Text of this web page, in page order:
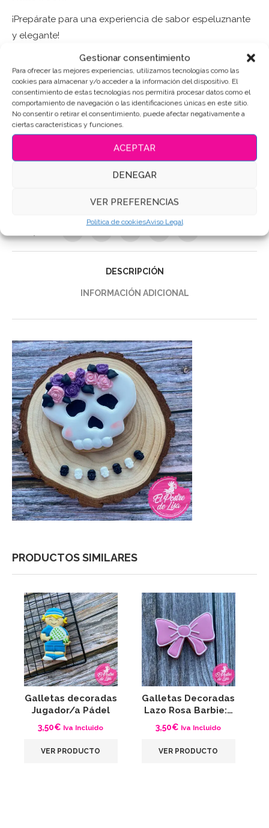
Gestionar consentimiento
Para ofrecer las mejores experiencias, utilizamos tecnologías como las
cookies para almacenar y/o acceder a la información del dispositivo. El
consentimiento de estas tecnologías nos permitirá procesar datos como el
comportamiento de navegación o las identificaciones únicas en este sitio.
No consentir o retirar el consentimiento, puede afectar negativamente a
ciertas características y funciones.
ACEPTAR
DENEGAR
VER PREFERENCIAS
Política de cookiesAviso Legal
¡Prepárate para una experiencia de sabor espeluznante
y elegante!
Puedes consultar los ingredientesaquí.
AÑADIR AL CARRITO
SKU:3559
Galletas de Halloween,Galletas de mantequilla
Galletas personalizadas
DESCRIPCIÓN
INFORMACIÓN ADICIONAL
PRODUCTOS SIMILARES
Galletas decoradas
Jugador/a Pádel
3,50€ Iva Incluido
VER PRODUCTO
Galletas Decoradas
Lazo Rosa Barbie:…
3,50€ Iva Incluido
VER PRODUCTO